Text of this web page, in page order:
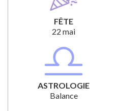
FÊTE
22 mai
ASTROLOGIE
Balance